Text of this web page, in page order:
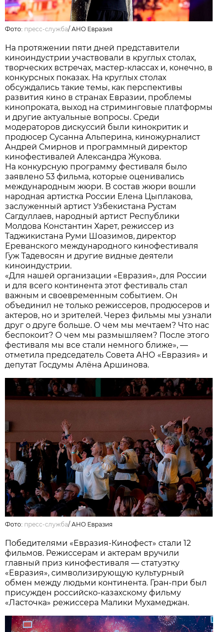
Фото: пресс-служба/АНО Евразия
На протяжении пяти дней представители
киноиндустрии участвовали в круглых столах,
творческих встречах, мастер-классах и, конечно, в
конкурсных показах. На круглых столах
обсуждались такие темы, как перспективы
развития кино в странах Евразии, проблемы
кинопроката, выход на стриминговые платформы
и другие актуальные вопросы. Среди
модераторов дискуссий были кинокритик и
продюсер Сусанна Альперина, киножурналист
Андрей Смирнов и программный директор
кинофестивалей Александра Жукова.
На конкурсную программу фестиваля было
заявлено 53 фильма, которые оценивались
международным жюри. В состав жюри вошли
народная артистка России Елена Цыплакова,
заслуженный артист Узбекистана Рустам
Сагдуллаев, народный артист Республики
Молдова Константин Харет, режиссер из
Таджикистана Руми Шоазимов, директор
Ереванского международного кинофестиваля
Гуж Тадевосян и другие видные деятели
киноиндустрии.
«Для нашей организации «Евразия», для России
и для всего континента этот фестиваль стал
важным и своевременным событием. Он
объединил не только режиссеров, продюсеров и
актеров, но и зрителей. Через фильмы мы узнали
друг о друге больше. О чем мы мечтаем? Что нас
беспокоит? О чем мы размышляем? После этого
фестиваля мы все стали немного ближе», —
отметила председатель Совета АНО «Евразия» и
депутат Госдумы Алёна Аршинова.
Фото: пресс-служба/АНО Евразия
Победителями «Евразия-Кинофест» стали 12
фильмов. Режиссерам и актерам вручили
главный приз кинофестиваля — статуэтку
«Евразия», символизирующую культурный
обмен между людьми континента. Гран-при был
присужден российско-казахскому фильму
«Ласточка» режиссера Малики Мухамеджан.